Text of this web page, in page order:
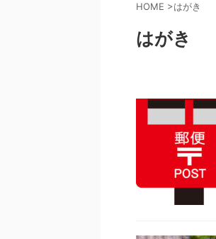
HOME >はがき
はがき